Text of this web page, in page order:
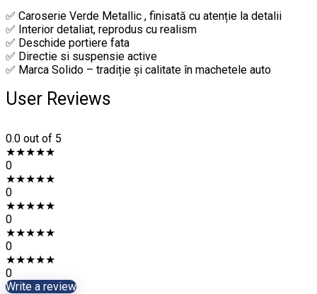
✅ Caroserie Verde Metallic , finisată cu atenție la detalii
✅ Interior detaliat, reprodus cu realism
✅ Deschide portiere fata
✅ Directie si suspensie active
✅ Marca Solido – tradiție și calitate în machetele auto
User Reviews
0.0 out of 5
★★★★★
0
★★★★★
0
★★★★★
0
★★★★★
0
★★★★★
0
Write a review